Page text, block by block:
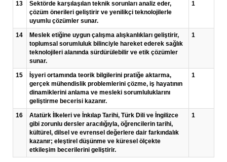
13
Sektörde karşılaşılan teknik sorunları analiz eder,
çözüm önerileri geliştirir ve yenilikçi teknolojilerle
uyumlu çözümler sunar.
1
14
Meslek etiğine uygun çalışma alışkanlıkları geliştirir,
toplumsal sorumluluk bilinciyle hareket ederek sağlık
teknolojileri alanında sürdürülebilir ve etik çözümler
sunar.
1
15
İşyeri ortamında teorik bilgilerini pratiğe aktarma,
gerçek mühendislik problemlerini çözme, iş hayatının
dinamiklerini anlama ve mesleki sorumluluklarını
geliştirme becerisi kazanır.
1
16
Atatürk İlkeleri ve İnkılap Tarihi, Türk Dili ve İngilizce
gibi zorunlu dersler aracılığıyla, öğrencilerin tarihi,
kültürel, dilsel ve evrensel değerlere dair farkındalık
kazanır; eleştirel düşünme ve küresel ölçekte
etkileşim becerilerini geliştirir.
1